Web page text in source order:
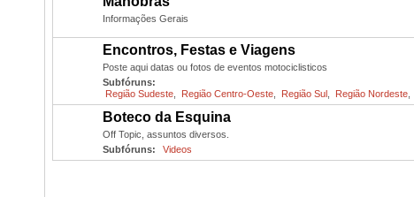
Informações Gerais
Encontros, Festas e Viagens
Poste aqui datas ou fotos de eventos motociclisticos
Subfóruns:
Região Sudeste
Região Centro-Oeste Região Sul Região Nordeste
Boteco da Esquina
Off Topic, assuntos diversos.
Subfóruns:
Videos